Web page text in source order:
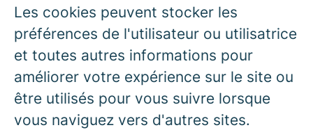
Les cookies peuvent stocker les
préférences de l'utilisateur ou utilisatrice
et toutes autres informations pour
améliorer votre expérience sur le site ou
être utilisés pour vous suivre lorsque
vous naviguez vers d'autres sites.